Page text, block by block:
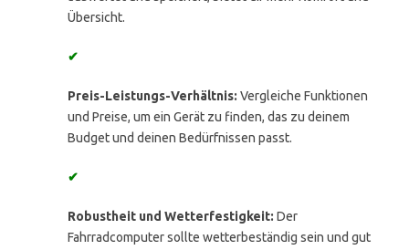
Übersicht.
✔
Preis-Leistungs-Verhältnis: Vergleiche Funktionen
und Preise, um ein Gerät zu finden, das zu deinem
Budget und deinen Bedürfnissen passt.
✔
Robustheit und Wetterfestigkeit: Der
Fahrradcomputer sollte wetterbeständig sein und gut